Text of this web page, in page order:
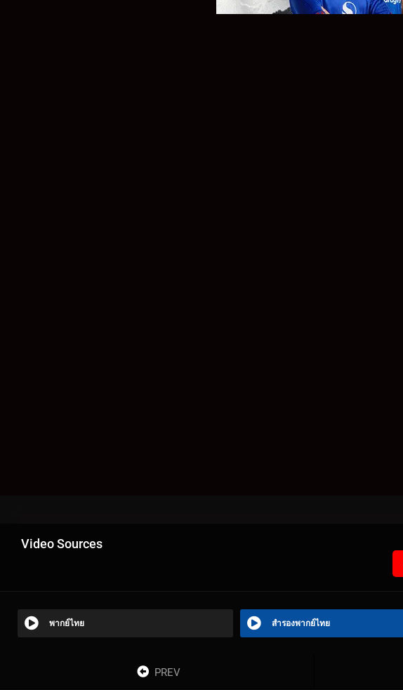
Video Sources
พากย์ไทย สำรองพากย์ไทย
PREV